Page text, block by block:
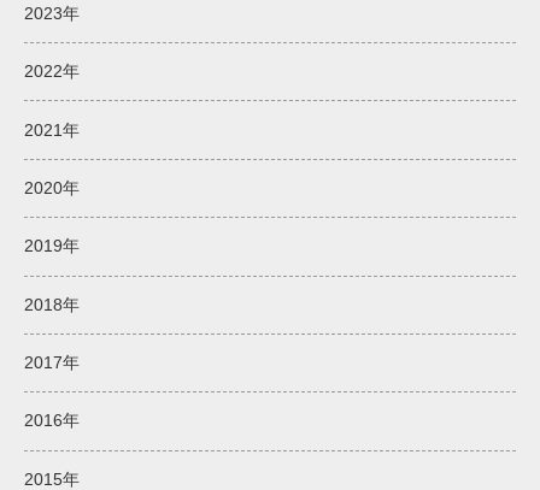
2023年
2022年
2021年
2020年
2019年
2018年
2017年
2016年
2015年